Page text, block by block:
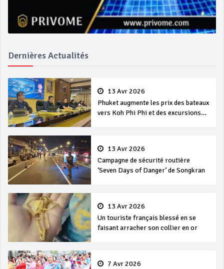
Dernières Actualités
13 Avr 2026
Phuket augmente les prix des bateaux
vers Koh Phi Phi et des excursions
13 Avr 2026
Campagne de sécurité routière
‘Seven Days of Danger’ de Songkran
13 Avr 2026
Un touriste français blessé en se
faisant arracher son collier en or
7 Avr 2026